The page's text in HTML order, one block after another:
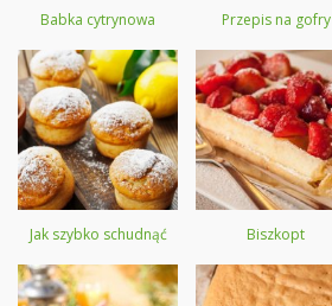
Babka cytrynowa Przepis na gofry
Jak szybko schudnąć Biszkopt